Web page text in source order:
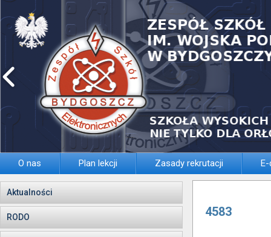
O nas Plan lekcji Zasady rekrutacji
Aktualności
RODO 4583